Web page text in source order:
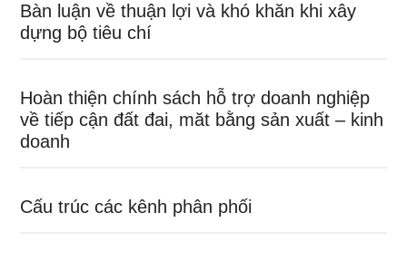
Bàn luận về thuận lợi và khó khăn khi xây
dựng bộ tiêu chí
Hoàn thiện chính sách hỗ trợ doanh nghiệp
về tiếp cận đất đai, măt bằng sản xuất – kinh
doanh
Cấu trúc các kênh phân phối